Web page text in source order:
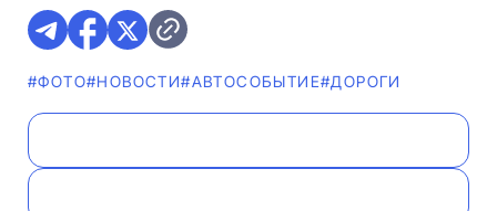
#ФОТО#НОВОСТИ#АВТОСОБЫТИЕ#ДОРОГИ